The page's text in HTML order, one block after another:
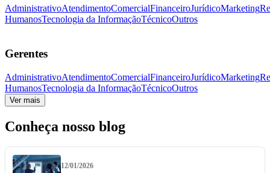
AdministrativoAtendimentoComercialFinanceiroJurídicoMarketing
HumanosTecnologia da InformaçãoTécnicoOutros
Gerentes
AdministrativoAtendimentoComercialFinanceiroJurídicoMarketing
HumanosTecnologia da InformaçãoTécnicoOutros
Ver mais
Conheça nosso blog
12/01/2026